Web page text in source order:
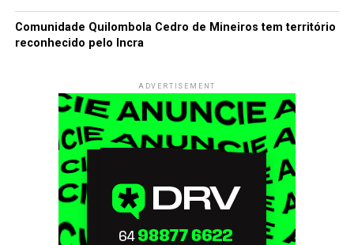
Comunidade Quilombola Cedro de Mineiros tem território
reconhecido pelo Incra
ADVERTISEMENT